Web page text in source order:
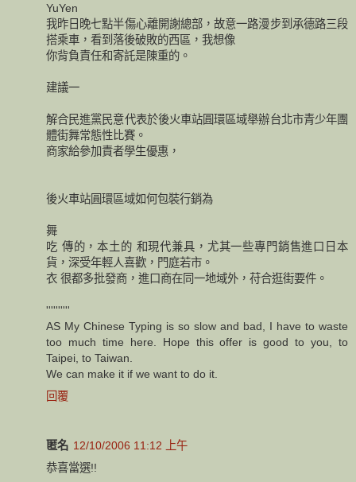
YuYen
我昨日晚七點半傷心離開謝總部，故意一路漫步到承德路三段
搭乘車，看到落後破敗的西區，我想像
你背負責任和寄託是陳重的。
建議一
解合民進黨民意代表於後火車站圓環區域舉辦台北市青少年團
體街舞常態性比賽。
商家給參加責者學生優惠，
後火車站圓環區域如何包裝行銷為
舞
吃 傳的，本土的 和現代兼具，尤其一些專門銷售進口日本
貨，深受年輕人喜歡，門庭若市。
衣 很都多批發商，進口商在同一地域外，苻合逛街要件。
''''''''''
AS My Chinese Typing is so slow and bad, I have to waste
too much time here. Hope this offer is good to you, to
Taipei, to Taiwan.
We can make it if we want to do it.
回覆
匿名 12/10/2006 11:12 上午
恭喜當選!!